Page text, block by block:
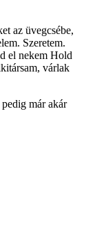
az üvegcsébe,
Szeretem.
el nekem Hold
várlak
már akár